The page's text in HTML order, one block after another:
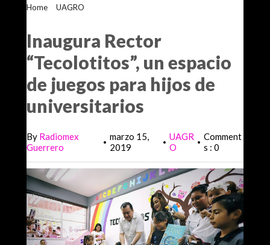
Home UAGRO
Inaugura Rector
“Tecolotitos”, un espacio
de juegos para hijos de
universitarios
By Radiomex
Guerrero
• marzo 15,
2019
• UAGR
O
• Comment
s : 0